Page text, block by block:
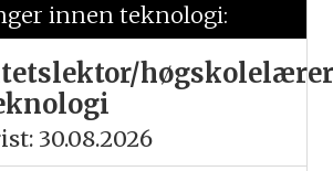
innen teknologi:
høgskolelærer
30.08.2026